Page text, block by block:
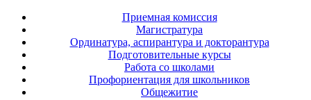
Приемная комиссия
Магистратура
Ординатура, аспирантура и докторантура
Подготовительные курсы
Работа со школами
Профориентация для школьников
Общежитие